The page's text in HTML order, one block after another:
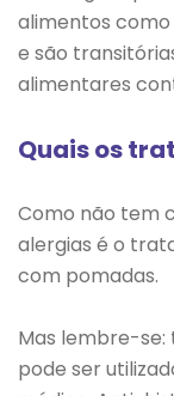
alimentos
e são
alimentares
Quais os
Como não tem
alergias é o
com pomadas.
Mas lembre-se:
pode ser